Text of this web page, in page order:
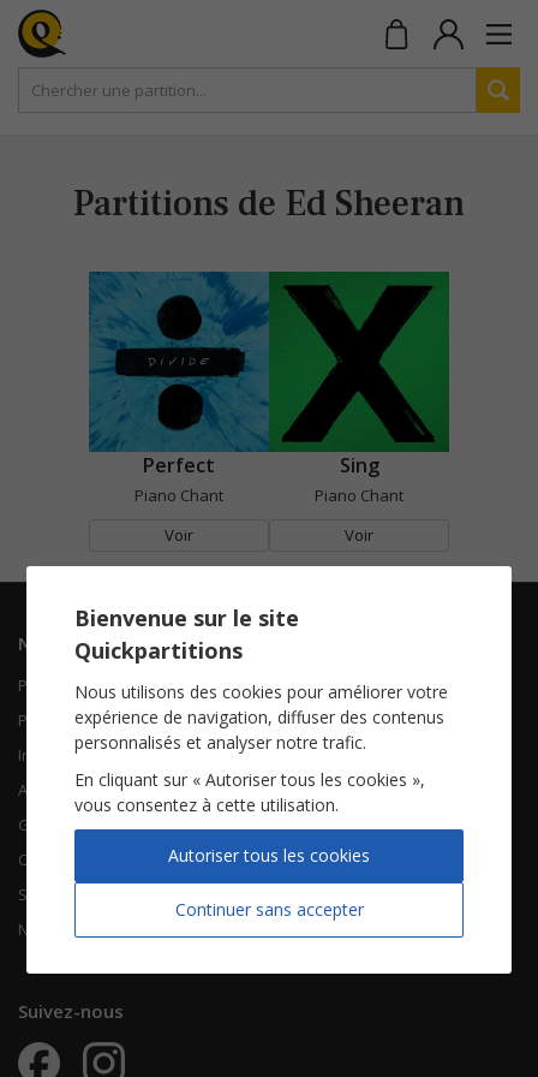
Partitions de Ed Sheeran
Perfect
Piano Chant
Voir
Sing
Piano Chant
Voir
Navigation
Piano Chant
Piano Solo
Instruments solistes
Accordéon
Guitare
Chorales
Songbooks
Nouvelles partitions
Contactez-nous
Qui sommes-nous
FAQ
À propos
CGV
Mentions légales
Vie privée
Suivez-nous
Bienvenue sur le site
Quickpartitions
Nous utilisons des cookies pour améliorer votre
expérience de navigation, diffuser des contenus
personnalisés et analyser notre trafic.
En cliquant sur « Autoriser tous les cookies »,
vous consentez à cette utilisation.
Continuer sans accepter
Autoriser tous les cookies